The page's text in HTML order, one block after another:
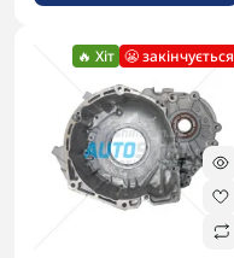
🔥 Хіт 😬 закінчується